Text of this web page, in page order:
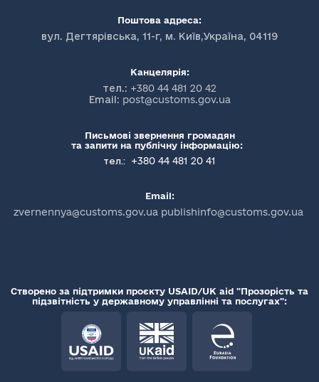
Поштова адреса:
вул. Дегтярівська, 11-г, м. Київ,Україна, 04119
Канцелярія:
тел.: +380 44 481 20 42
Email: post@customs.gov.ua
Письмові звернення громадян
та запити на публічну інформацію:
тел.:
+380 44 481 20 41
Email:
zvernennya@customs.gov.ua publishinfo@customs.gov.ua
Створено за підтримки проєкту USAID/UK aid "Прозорість та
підзвітність у державному управлінні та послугах":